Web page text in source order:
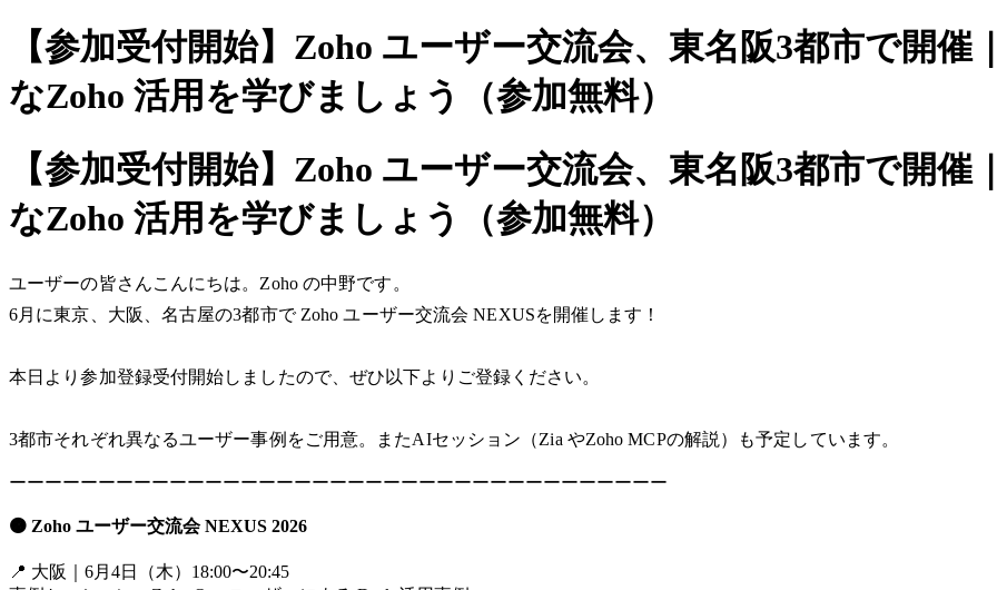
【参加受付開始】Zoho ユーザー交流会、東名阪3都市で開
なZoho 活用を学びましょう（参加無料）
【参加受付開始】Zoho ユーザー交流会、東名阪3都市で開
なZoho 活用を学びましょう（参加無料）
ユーザーの皆さんこんにちは。Zoho の中野です。
6月に東京、大阪、名古屋の3都市で Zoho ユーザー交流会 NEXUSを開催します！
本日より参加登録受付開始しましたので、ぜひ以下よりご登録ください。
3都市それぞれ異なるユーザー事例をご用意。またAIセッション（Zia やZoho MCPの解説）も予定しています。
ーーーーーーーーーーーーーーーーーーーーーーーーーーーーーーーーーーーーー
🟠 Zoho ユーザー交流会 NEXUS 2026
📍 大阪｜6月4日（木）18:00〜20:45